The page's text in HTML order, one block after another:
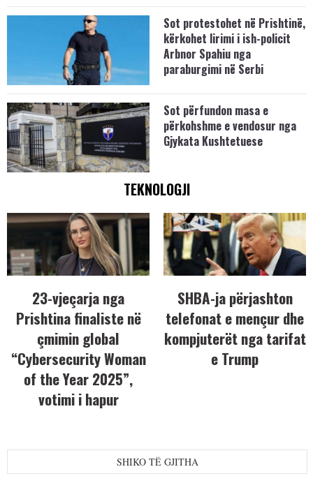
Sot protestohet në Prishtinë,
kërkohet lirimi i ish-policit
Arbnor Spahiu nga
paraburgimi në Serbi
Sot përfundon masa e
përkohshme e vendosur nga
Gjykata Kushtetuese
TEKNOLOGJI
23-vjeçarja nga
Prishtina finaliste në
çmimin global
“Cybersecurity Woman
of the Year 2025”,
votimi i hapur
SHBA-ja përjashton
telefonat e mençur dhe
kompjuterët nga tarifat
e Trump
SHIKO TË GJITHA